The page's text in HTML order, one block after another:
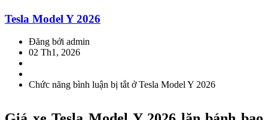
Tesla Model Y 2026
Đăng bởi admin
02 Th1, 2026
Chức năng bình luận bị tắtở Tesla Model Y 2026